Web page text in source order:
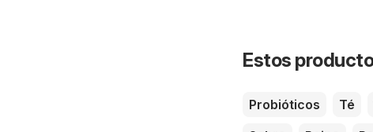
Estos
Probióticos Té